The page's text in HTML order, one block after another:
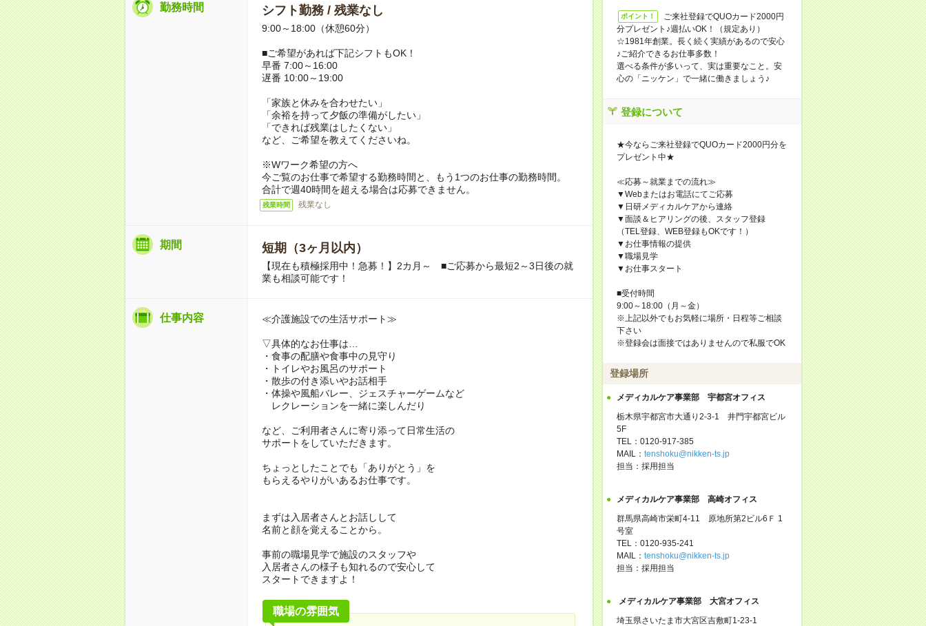
勤務時間 シフト勤務 / 残業なし
9:00～18:00（休憩60分）
■ご希望があれば下記シフトもOK！
早番 7:00～16:00
遅番 10:00～19:00
「家族と休みを合わせたい」
「余裕を持って夕飯の準備がしたい」
「できれば残業はしたくない」
など、ご希望を教えてくださいね。
※Wワーク希望の方へ
今ご覧のお仕事で希望する勤務時間と、もう1つのお仕事の勤務時間。
合計で週40時間を超える場合は応募できません。
残業時間 残業なし
期間 短期（3ヶ月以内）
【現在も積極採用中！急募！】2カ月～ ■ご応募から最短2～3日後の就
業も相談可能です！
仕事内容 ≪介護施設での生活サポート≫
▽具体的なお仕事は…
・食事の配膳や食事中の見守り
・トイレやお風呂のサポート
・散歩の付き添いやお話相手
・体操や風船バレー、ジェスチャーゲームなど
レクレーションを一緒に楽しんだり
など、ご利用者さんに寄り添って日常生活の
サポートをしていただきます。
ちょっとしたことでも「ありがとう」を
もらえるやりがいあるお仕事です。
まずは入居者さんとお話しして
名前と顔を覚えることから。
事前の職場見学で施設のスタッフや
入居者さんの様子も知れるので安心して
スタートできますよ！
職場の雰囲気
ポイント！
ご来社登録でQUOカード2000円
分プレゼント♪週払いOK！（規定あり）
☆1981年創業。長く続く実績があるので安心
♪ご紹介できるお仕事多数！
選べる条件が多いって、実は重要なこと。安
心の「ニッケン」で一緒に働きましょう♪
登録について
★今ならご来社登録でQUOカード2000円分を
プレゼント中★
≪応募～就業までの流れ≫
▼Webまたはお電話にてご応募
▼日研メディカルケアから連絡
▼面談＆ヒアリングの後、スタッフ登録
（TEL登録、WEB登録もOKです！）
▼お仕事情報の提供
▼職場見学
▼お仕事スタート
■受付時間
9:00～18:00（月～金）
※上記以外でもお気軽に場所・日程等ご相談
下さい
※登録会は面接ではありませんので私服でOK
登録場所
メディカルケア事業部 宇都宮オフィス
栃木県宇都宮市大通り2-3-1 井門宇都宮ビル
5F
TEL：0120-917-385
MAIL： tenshoku@nikken-ts.jp
担当：採用担当
メディカルケア事業部 高崎オフィス
群馬県高崎市栄町4-11 原地所第2ビル6Ｆ 1
号室
TEL：0120-935-241
MAIL： tenshoku@nikken-ts.jp
担当：採用担当
メディカルケア事業部 大宮オフィス
埼玉県さいたま市大宮区吉敷町1-23-1